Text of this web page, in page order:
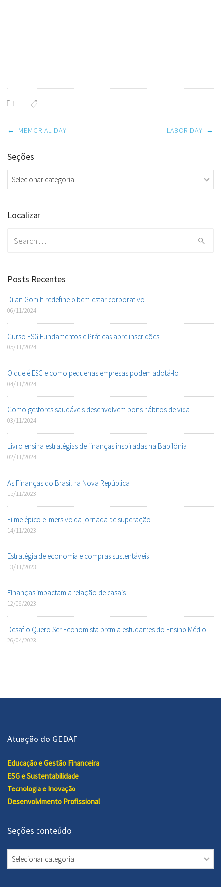
Post
← MEMORIAL DAY LABOR DAY →
Seções
Seções
Localizar
Posts Recentes
Dilan Gomih redefine o bem-estar corporativo
06/11/2024
Curso ESG Fundamentos e Práticas abre inscrições
05/11/2024
O que é ESG e como pequenas empresas podem adotá-lo
04/11/2024
Como gestores saudáveis desenvolvem bons hábitos de vida
03/11/2024
Livro ensina estratégias de finanças inspiradas na Babilônia
02/11/2024
As Finanças do Brasil na Nova República
15/11/2023
Filme épico e imersivo da jornada de superação
14/11/2023
Estratégia de economia e compras sustentáveis
13/11/2023
Finanças impactam a relação de casais
12/06/2023
Desafio Quero Ser Economista premia estudantes do Ensino Médio
26/04/2023
Atuação do GEDAF
Educação e Gestão Financeira
ESG e Sustentabilidade
Tecnologia e Inovação
Desenvolvimento Profissional
Seções conteúdo
Seções
conteúdo